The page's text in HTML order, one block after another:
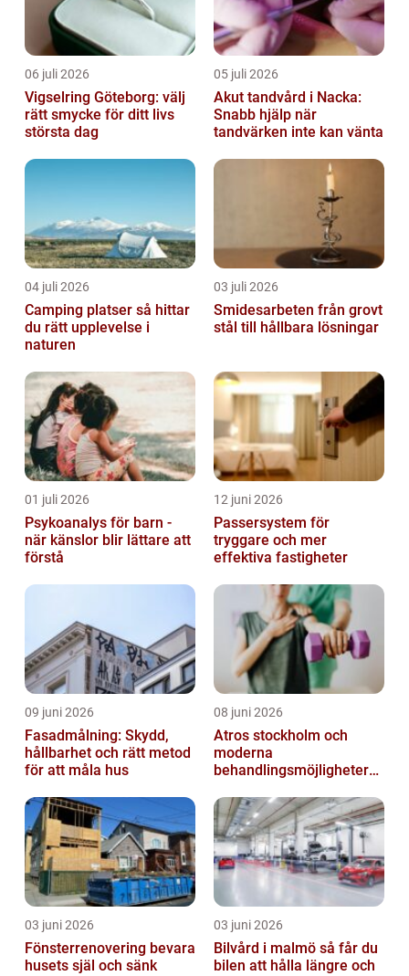
06 juli 2026
Vigselring Göteborg: välj
rätt smycke för ditt livs
största dag
05 juli 2026
Akut tandvård i Nacka:
Snabb hjälp när
tandvärken inte kan vänta
04 juli 2026
Camping platser så hittar
du rätt upplevelse i
naturen
03 juli 2026
Smidesarbeten från grovt
stål till hållbara lösningar
01 juli 2026
Psykoanalys för barn -
när känslor blir lättare att
förstå
12 juni 2026
Passersystem för
tryggare och mer
effektiva fastigheter
09 juni 2026
Fasadmålning: Skydd,
hållbarhet och rätt metod
för att måla hus
08 juni 2026
Atros stockholm och
moderna
behandlingsmöjligheter
03 juni 2026
Fönsterrenovering bevara
husets själ och sänk
03 juni 2026
Bilvård i malmö så får du
bilen att hålla längre och